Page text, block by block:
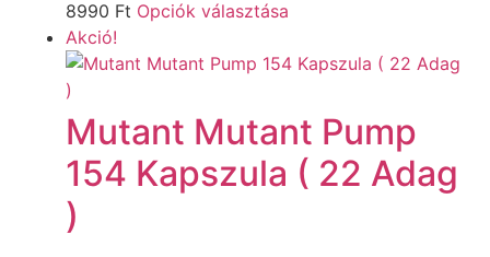
8990 Ft Opciók választása
Akció!
Mutant Mutant Pump
154 Kapszula ( 22 Adag
)